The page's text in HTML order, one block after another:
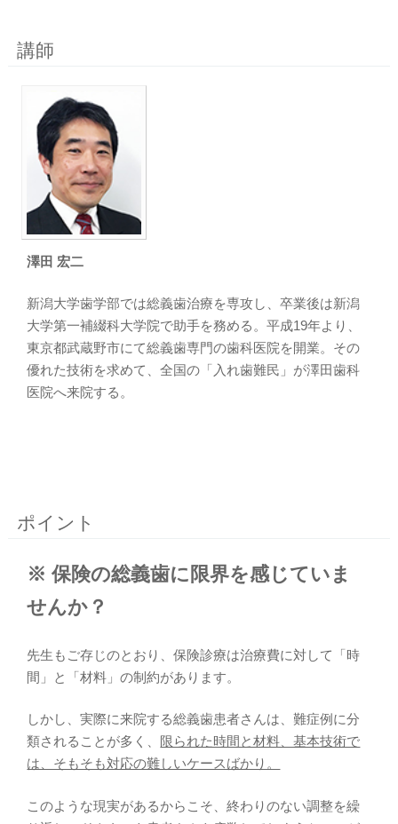
講師
澤田 宏二
新潟大学歯学部では総義歯治療を専攻し、卒業後は新潟
大学第一補綴科大学院で助手を務める。平成19年より、
東京都武蔵野市にて総義歯専門の歯科医院を開業。その
優れた技術を求めて、全国の「入れ歯難民」が澤田歯科
医院へ来院する。
ポイント
※ 保険の総義歯に限界を感じていま
せんか？
先生もご存じのとおり、保険診療は治療費に対して「時
間」と「材料」の制約があります。
しかし、実際に来院する総義歯患者さんは、難症例に分
類されることが多く、 限られた時間と材料、基本技術で
は、そもそも対応の難しいケースばかり。
このような現実があるからこそ、終わりのない調整を繰